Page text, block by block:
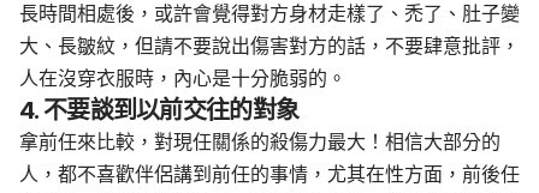
長時間相處後，或許會覺得對方身材走樣了 、 禿了 、 肚子變
大 、 長皺紋，但請不要說出傷害對方的話，不要肆意批評，
人在沒穿衣服時，內心是十分脆弱的。
4. 不要談到以前交往的對象
拿前任來比較，對現任關係的殺傷力最大 ！ 相信大部分的
人，都不喜歡伴侶講到前任的事情，尤其在性方面，前後任